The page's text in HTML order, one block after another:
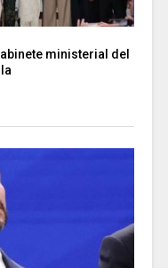
ministerial del